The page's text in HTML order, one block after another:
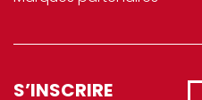
S’INSCRIRE